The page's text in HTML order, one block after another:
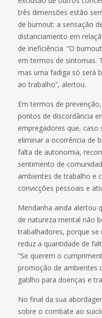
três dimensões estão
de burnout: a sensação
distanciamento em
de ineficiência. “O
em termos de sintomas.
mas uma fadiga só será
ao trabalho”, alertou.
Em termos de
pontos de discordância
empregadores que,
eliminar a ocorrência de
falta de autonomia,
sentimento de
ambientes de trabalho e
convicções pessoais e
Mendanha ainda alertou
de natureza mental não
trabalhadores, porque
reduz a quantidade de
“Se querem o
promoção de ambientes
gatilho para doenças e
No final da sua
sobre o combate ao